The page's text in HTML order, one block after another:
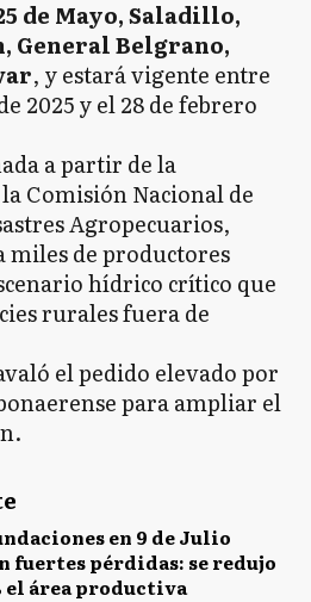
de Mayo, Saladillo,
General Belgrano,
, y estará vigente entre
2025 y el 28 de febrero
a partir de la
Comisión Nacional de
Agropecuarios,
miles de productores
hídrico crítico que
rurales fuera de
el pedido elevado por
para ampliar el
en 9 de Julio
fuertes pérdidas: se redujo
el área productiva